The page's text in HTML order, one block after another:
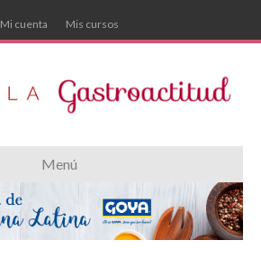
Mi cuenta Mis cursos
Menú